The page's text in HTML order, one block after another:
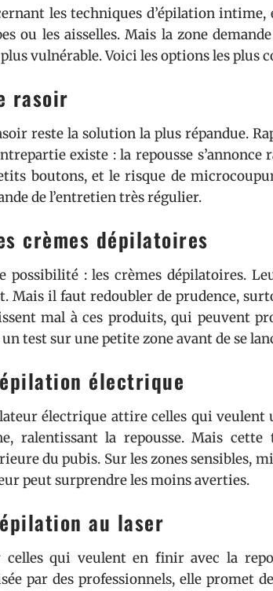
les techniques d’épilation
ou les aisselles. Mais la zone
vulnérable. Voici les options les plus
rasoir
reste la solution la plus répandue.
existe : la repousse s’annonce
boutons, et le risque de
de l’entretien très régulier.
crèmes dépilatoires
possibilité : les crèmes dépilatoires.
Mais il faut redoubler de prudence,
mal à ces produits, qui peuvent
test sur une petite zone avant de se
électrique
électrique attire celles qui
ralentissant la repousse. Mais cette
du pubis. Sur les zones sensibles,
peut surprendre les moins averties.
au laser
celles qui veulent en finir avec la
par des professionnels, elle promet